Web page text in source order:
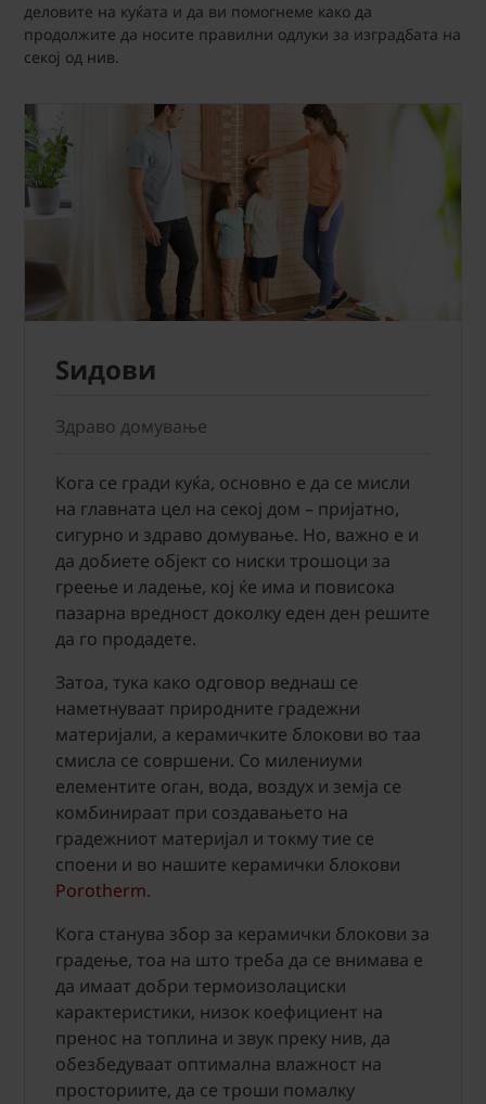
деловите на куќата и да ви помогнеме како да
продолжите да носите правилни одлуки за изградбата на
секој од нив.
Ѕидови
Здраво домување
Кога се гради куќа, основно е да се мисли
на главната цел на секој дом – пријатно,
сигурно и здраво домување. Но, важно е и
да добиете објект со ниски трошоци за
греење и ладење, кој ќе има и повисока
пазарна вредност доколку еден ден решите
да го продадете.
Затоа, тука како одговор веднаш се
наметнуваат природните градежни
материјали, а керамичките блокови во таа
смисла се совршени. Со милениуми
елементите оган, вода, воздух и земја се
комбинираат при создавањето на
градежниот материјал и токму тие се
споени и во нашите керамички блокови
Porotherm.
Кога станува збор за керамички блокови за
градење, тоа на што треба да се внимава е
да имаат добри термоизолациски
карактеристики, низок коефициент на
пренос на топлина и звук преку нив, да
обезбедуваат оптимална влажност на
просториите, да се троши помалку